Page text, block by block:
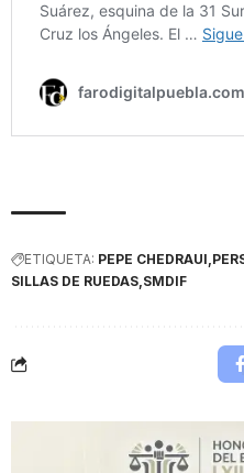
ETIQUETA: PEPE CHEDRAUI
SILLAS DE RUEDAS SMDIF